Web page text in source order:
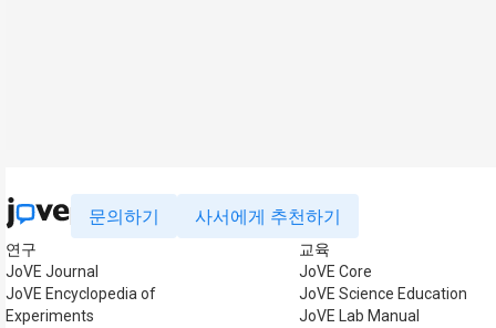
문의하기 사서에게 추천하기
연구
JoVE Journal
JoVE Encyclopedia of
Experiments
교육
JoVE Core
JoVE Science Education
JoVE Lab Manual